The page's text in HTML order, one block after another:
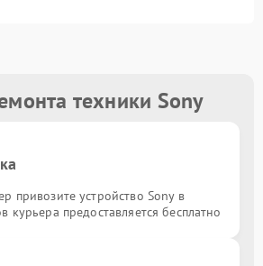
техники Sony
привозите устройство Sony в
курьера предоставляется бесплатно